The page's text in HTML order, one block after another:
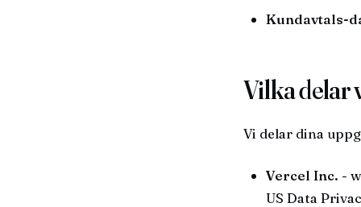
Kundavtals-
Vilka delar
Vi delar dina
Vercel Inc. -
US Data